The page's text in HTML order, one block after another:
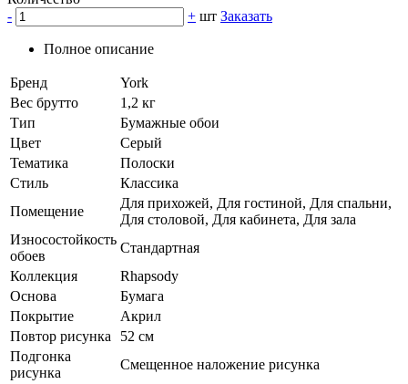
-
+ шт Заказать
Полное описание
Бренд
York
Вес брутто
1,2 кг
Тип
Бумажные обои
Цвет
Серый
Тематика
Полоски
Стиль
Классика
Помещение
Для прихожей, Для гостиной, Для спальни,
Для столовой, Для кабинета, Для зала
Износостойкость
обоев
Стандартная
Коллекция
Rhapsody
Основа
Бумага
Покрытие
Акрил
Повтор рисунка
52 см
Подгонка
рисунка
Смещенное наложение рисунка